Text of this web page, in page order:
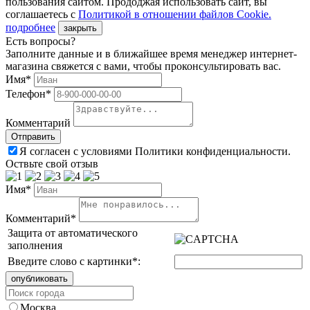
соглашаетесь с Политикой в отношении файлов Сookie.
подробнее
закрыть
Есть вопросы?
Заполните данные и в ближайшее время менеджер интернет-
магазина свяжется с вами, чтобы проконсультировать вас.
Имя*
Телефон*
Комментарий
Я согласен с условиями Политики конфиденциальности.
Оствьте свой отзыв
Имя*
Комментарий*
Защита от автоматического
заполнения
Введите слово с картинки*:
Москва